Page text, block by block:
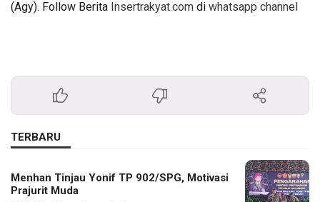
(Agy). Follow Berita Insertrakyat.com di whatsapp channel
TERBARU
Menhan Tinjau Yonif TP 902/SPG, Motivasi
Prajurit Muda